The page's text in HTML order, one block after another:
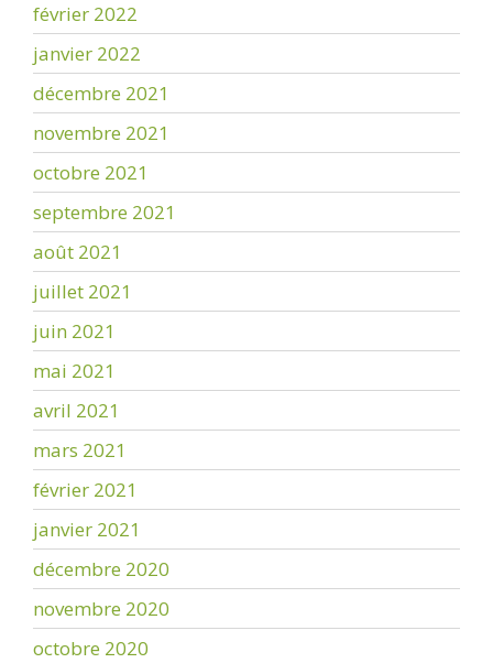
février 2022
janvier 2022
décembre 2021
novembre 2021
octobre 2021
septembre 2021
août 2021
juillet 2021
juin 2021
mai 2021
avril 2021
mars 2021
février 2021
janvier 2021
décembre 2020
novembre 2020
octobre 2020